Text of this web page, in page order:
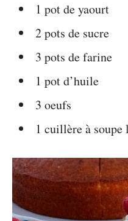
1 pot de yaourt
2 pots de sucre
3 pots de farine
1 pot d’huile
3 oeufs
1 cuillère à soupe